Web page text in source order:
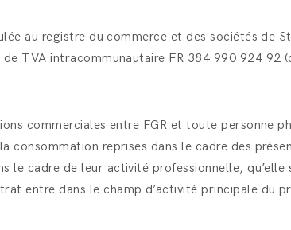
au registre du commerce et des sociétés de
TVA intracommunautaire FR 384 990 924 92
commerciales entre FGR et toute personne
reprises dans le cadre des
le cadre de leur activité professionnelle,
entre dans le champ d’activité principale du